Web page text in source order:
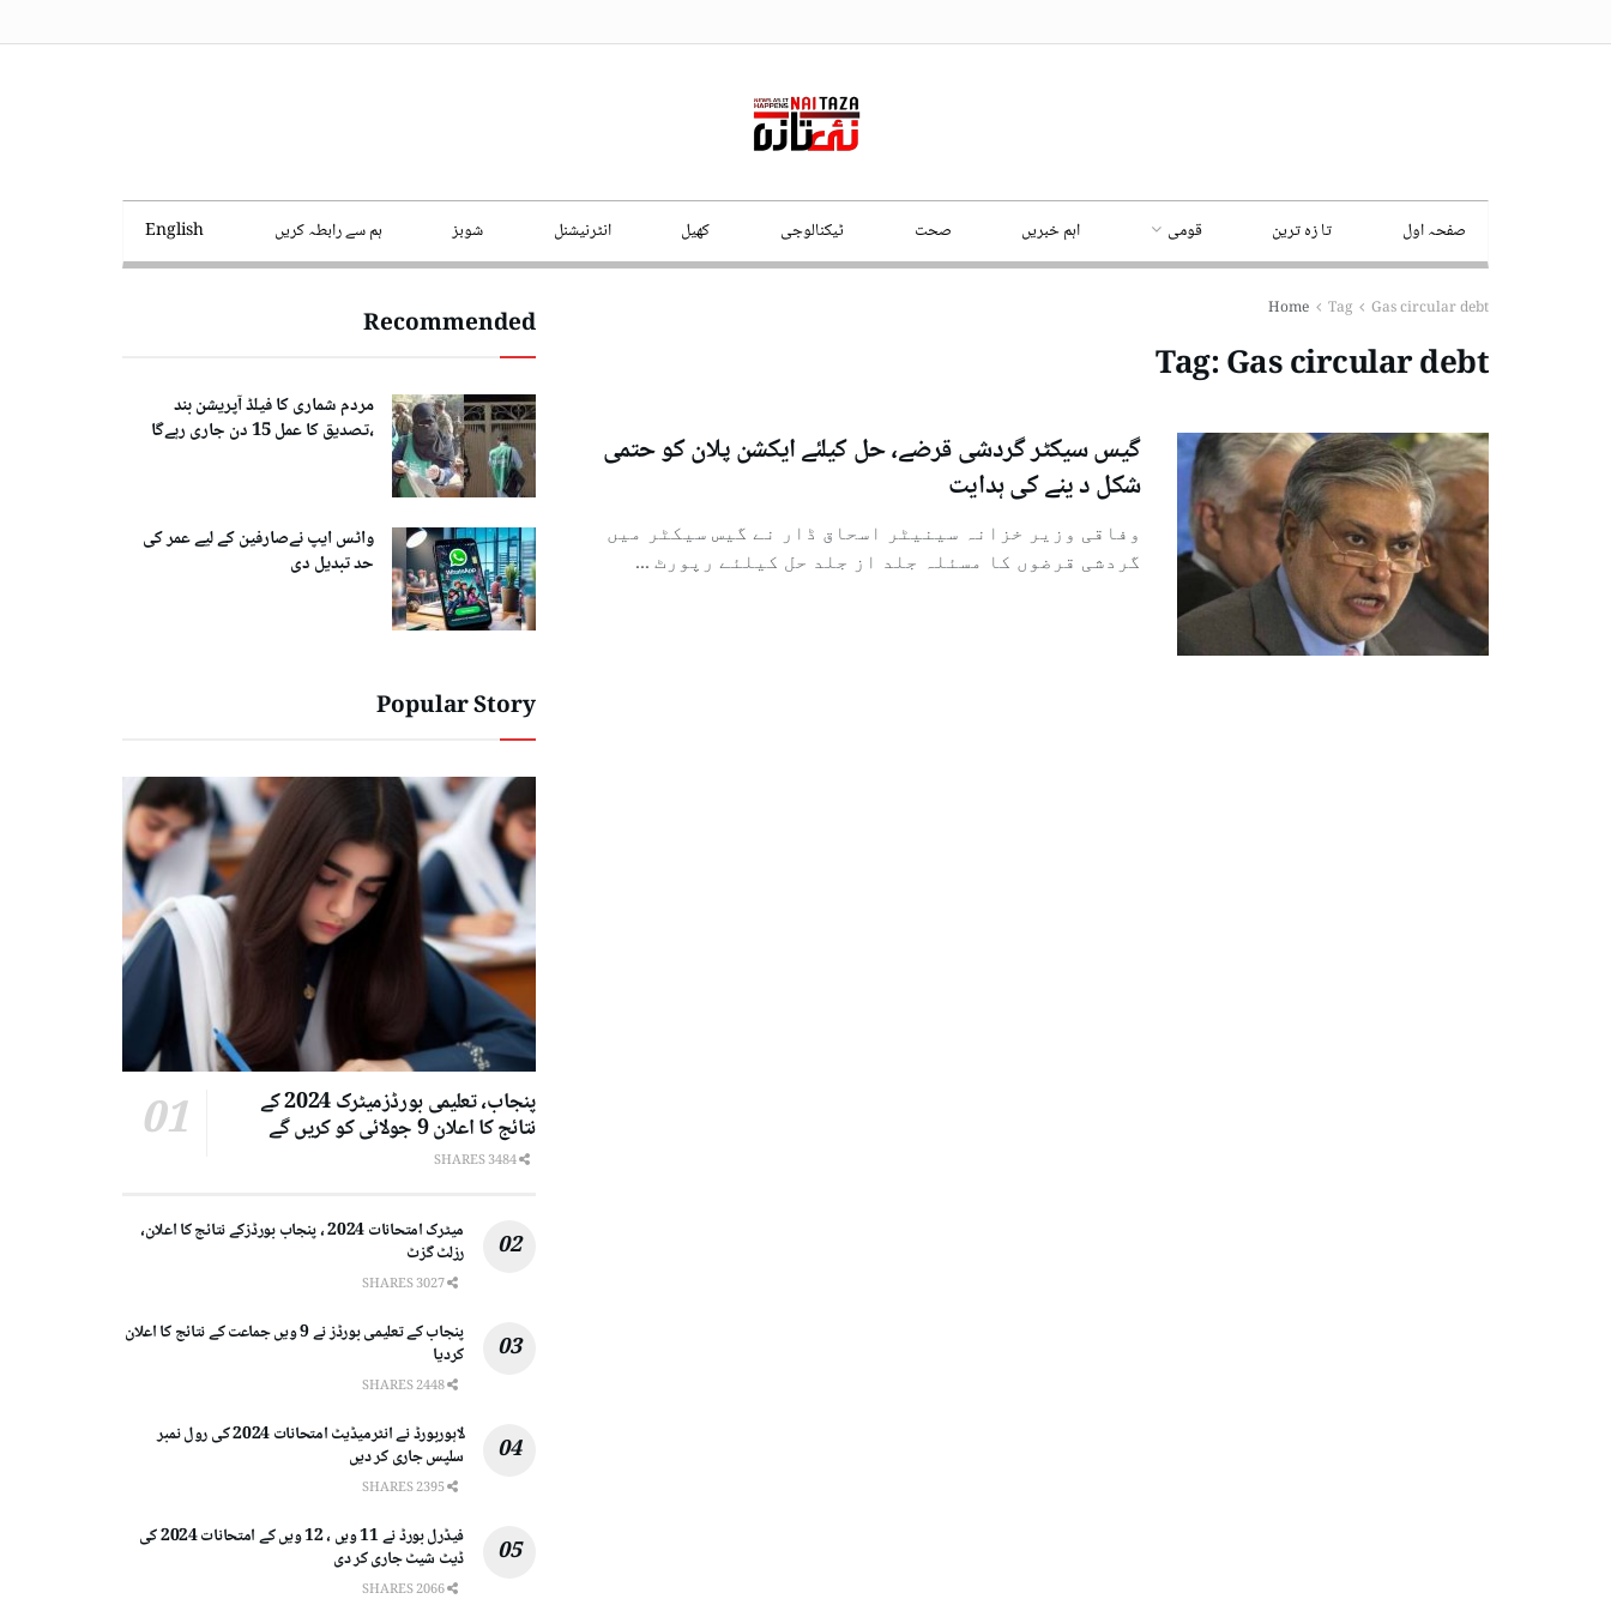
صفحہ اول تا زہ ترین قومی اہم خبریں صحت ٹیکنالوجی کھیل انٹرنیشنل شوبز ہم سے رابطہ کریں English
Home Tag Gas circular debt
Tag:Gas circular debt
گیس سیکٹر گردشی قرضے، حل کیلئے ایکشن پلان کو حتمی
شکل د ینے کی ہدایت
وفاقی وزیر خزانہ سینیٹر اسحاق ڈار نے گیس سیکٹر میں
گردشی قرضوں کا مسئلہ جلد از جلد حل کیلئے رپورٹ ...
Recommended
مردم شماری کا فیلڈ آپریشن بند
،تصدیق کا عمل 15 دن جاری رہےگا
واٹس ایپ نےصارفین کے لیے عمر کی
حد تبدیل دی
Popular Story
پنجاب، تعلیمی بورڈزمیٹرک 2024 کے
نتائج کا اعلان 9 جولائی کو کریں گے
میٹرک امتحانات 2024 ، پنجاب بورڈزکے نتائج کا اعلان،
رزلٹ گزٹ
پنجاب کے تعلیمی بورڈز نے 9 ویں جماعت کے نتائج کا اعلان
کردیا
لاہوربورڈ نے انٹرمیڈیٹ امتحانات 2024 کی رول نمبر
سلپس جاری کر دیں
فیڈرل بورڈ نے 11 ویں ، 12 ویں کے امتحانات 2024 کی
ڈیٹ شیٹ جاری کر دی